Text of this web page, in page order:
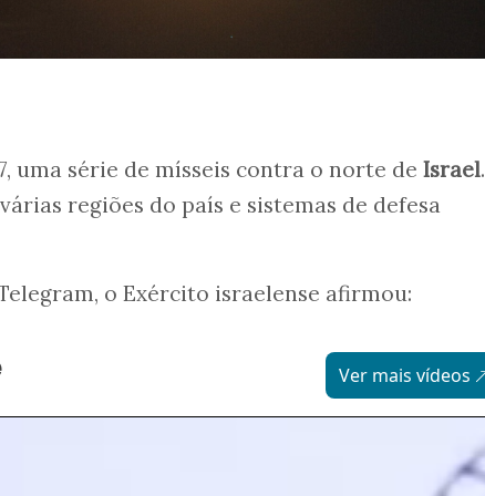
uma série de mísseis contra o norte de Israel.
regiões do país e sistemas de defesa
o Exército israelense afirmou:
Ver mais vídeos